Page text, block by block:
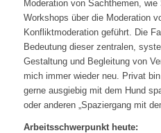
Moderation von Sachthemen,
Workshops über die Moderation
Konfliktmoderation geführt. Die
Bedeutung dieser zentralen,
Gestaltung und Begleitung von
mich immer wieder neu. Privat
gerne ausgiebig mit dem Hund
oder anderen „Spaziergang mit
Arbeitsschwerpunkt heute: